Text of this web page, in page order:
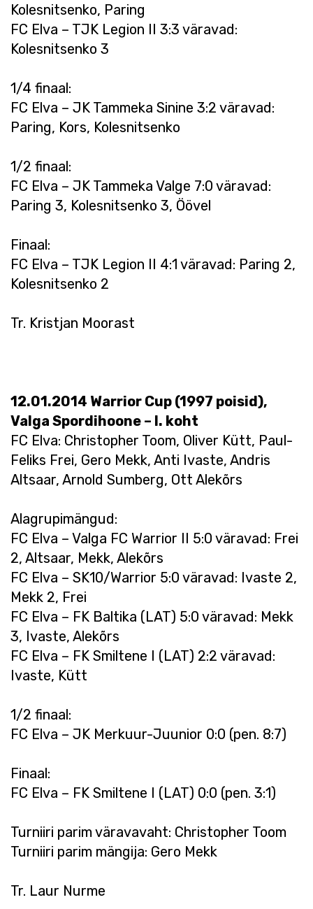
Kolesnitsenko, Paring
FC Elva – TJK Legion II 3:3 väravad:
Kolesnitsenko 3
1/4 finaal:
FC Elva – JK Tammeka Sinine 3:2 väravad:
Paring, Kors, Kolesnitsenko
1/2 finaal:
FC Elva – JK Tammeka Valge 7:0 väravad:
Paring 3, Kolesnitsenko 3, Öövel
Finaal:
FC Elva – TJK Legion II 4:1 väravad: Paring 2,
Kolesnitsenko 2
Tr. Kristjan Moorast
12.01.2014 Warrior Cup (1997 poisid),
Valga Spordihoone – I. koht
FC Elva: Christopher Toom, Oliver Kütt, Paul-
Feliks Frei, Gero Mekk, Anti Ivaste, Andris
Altsaar, Arnold Sumberg, Ott Alekõrs
Alagrupimängud:
FC Elva – Valga FC Warrior II 5:0 väravad: Frei
2, Altsaar, Mekk, Alekõrs
FC Elva – SK10/Warrior 5:0 väravad: Ivaste 2,
Mekk 2, Frei
FC Elva – FK Baltika (LAT) 5:0 väravad: Mekk
3, Ivaste, Alekõrs
FC Elva – FK Smiltene I (LAT) 2:2 väravad:
Ivaste, Kütt
1/2 finaal:
FC Elva – JK Merkuur-Juunior 0:0 (pen. 8:7)
Finaal:
FC Elva – FK Smiltene I (LAT) 0:0 (pen. 3:1)
Turniiri parim väravavaht: Christopher Toom
Turniiri parim mängija: Gero Mekk
Tr. Laur Nurme